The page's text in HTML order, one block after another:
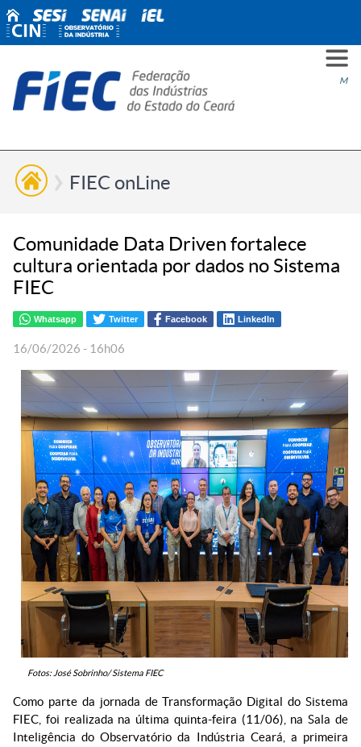
Menu
VOCÊ
ESG
NÓS
FIEC onLine
Comunidade Data Driven fortalece
cultura orientada por dados no Sistema
FIEC
Whatsapp Twitter Facebook LinkedIn
16/06/2026 - 16h06
Fotos: José Sobrinho/ Sistema FIEC
Como parte da jornada de Transformação Digital do Sistema
FIEC, foi realizada na última quinta-feira (11/06), na Sala de
Inteligência do Observatório da Indústria Ceará, a primeira